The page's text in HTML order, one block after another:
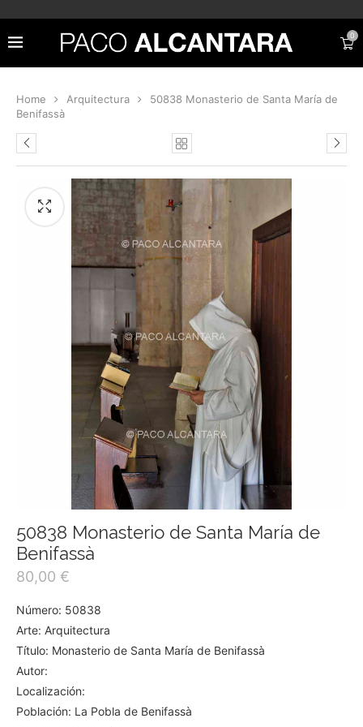
0
Home Arquitectura
50838 Monasterio de Santa María de
Benifassà
50838 Monasterio de Santa María de
Benifassà
80,00 €
Número: 50838
Arte: Arquitectura
Título: Monasterio de Santa María de Benifassà
Autor:
Localización:
Población: La Pobla de Benifassà